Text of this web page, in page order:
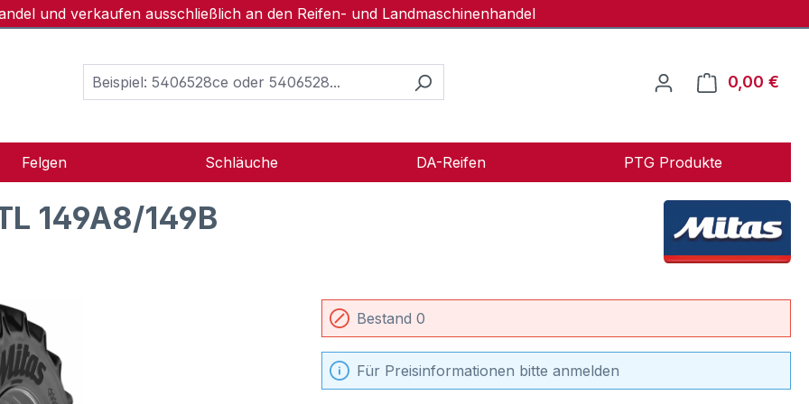
und verkaufen ausschließlich an den Reifen- und Landmaschinenhandel
0,00 €
Felgen Schläuche DA-Reifen PTG Produkte
149A8/149B
Bestand 0
Für Preisinformationen bitte anmelden